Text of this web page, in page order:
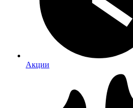
Акции